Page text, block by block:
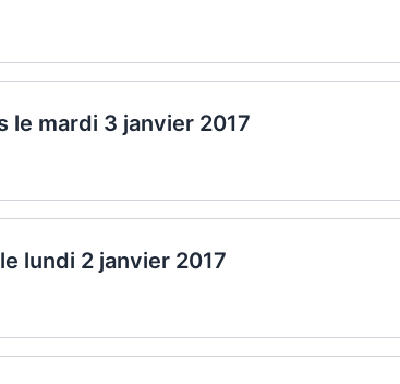
le mardi 3 janvier 2017
lundi 2 janvier 2017